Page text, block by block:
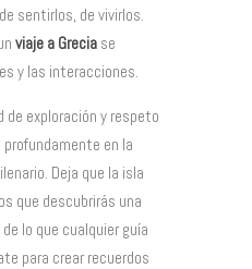
sentirlos, de vivirlos.
viaje a Grecia se
y las interacciones.
exploración y respeto
en la
Deja que la isla
que descubrirás una
lo que cualquier guía
para crear recuerdos